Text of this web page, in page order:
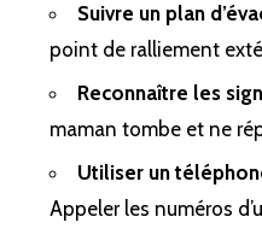
Suivre un plan
point de ralliement
Reconnaître les
maman tombe et ne
Utiliser un
Appeler les numéros